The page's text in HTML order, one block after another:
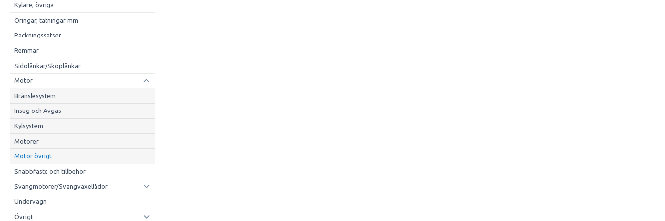
Kylare, övriga
Oringar, tätningar mm
Packningssatser
Remmar
Sidolänkar/Skoplänkar
Motor
Bränslesystem
Insug och Avgas
Kylsystem
Motorer
Motor övrigt
Snabbfäste och tillbehör
Svängmotorer/Svängväxellådor
Undervagn
Övrigt